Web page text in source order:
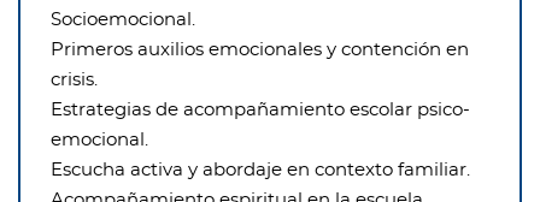
Socioemocional.
Primeros auxilios emocionales y contención en
crisis.
Estrategias de acompañamiento escolar psico-
emocional.
Escucha activa y abordaje en contexto familiar.